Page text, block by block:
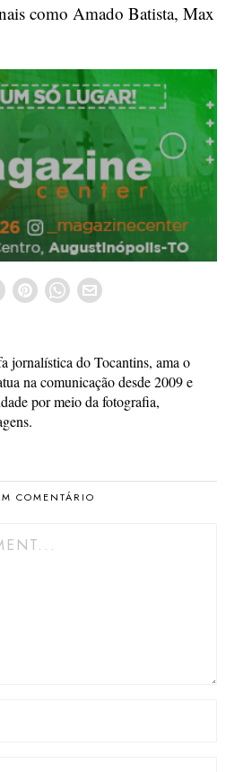
como Amado Batista, Max
jornalística do Tocantins, ama o
na comunicação desde 2009 e
por meio da fotografia,
COMENTÁRIO